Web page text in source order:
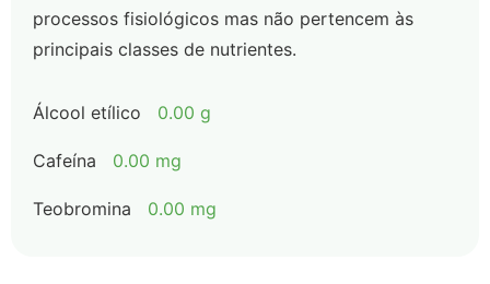
processos fisiológicos mas não pertencem às
principais classes de nutrientes.
Álcool etílico 0.00 g
Cafeína 0.00 mg
Teobromina 0.00 mg